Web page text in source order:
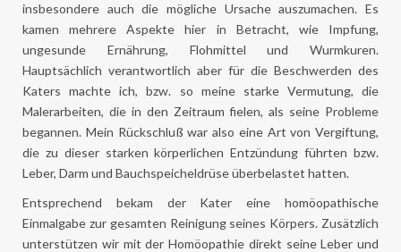
insbesondere auch die mögliche Ursache auszumachen. Es
kamen mehrere Aspekte hier in Betracht, wie Impfung,
ungesunde Ernährung, Flohmittel und Wurmkuren.
Hauptsächlich verantwortlich aber für die Beschwerden des
Katers machte ich, bzw. so meine starke Vermutung, die
Malerarbeiten, die in den Zeitraum fielen, als seine Probleme
begannen. Mein Rückschluß war also eine Art von Vergiftung,
die zu dieser starken körperlichen Entzündung führten bzw.
Leber, Darm und Bauchspeicheldrüse überbelastet hatten.
Entsprechend bekam der Kater eine homöopathische
Einmalgabe zur gesamten Reinigung seines Körpers. Zusätzlich
unterstützen wir mit der Homöopathie direkt seine Leber und